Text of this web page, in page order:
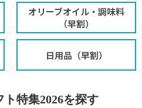
オリーブオイル・調味料
（早割）
日用品（早割）
特集2026を探す